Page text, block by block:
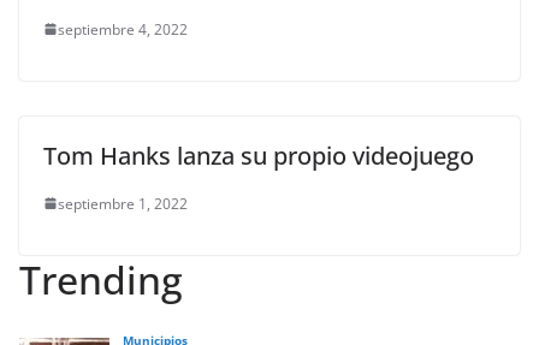
septiembre 4, 2022
Tom Hanks lanza su propio videojuego
septiembre 1, 2022
Trending
Municipios